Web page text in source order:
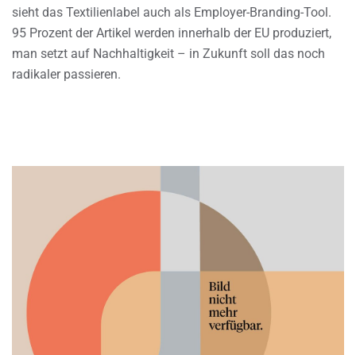
sieht das Textilienlabel auch als Employer-Branding-Tool.
95 Prozent der Artikel werden innerhalb der EU produziert,
man setzt auf Nachhaltigkeit – in Zukunft soll das noch
radikaler passieren.